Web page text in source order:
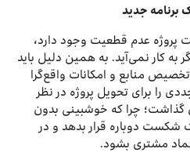
برنامه‌ جدید
پروژه عدم قطعیت وجود دارد،
به کار نمی‌آید. به همین دلیل باید
منابع و امکانات واقع‌گرا
را برای تحویل پروژه در نظر
گذاشت؛ چرا که خوشبینی بدون
شکست دوباره قرار بدهد و در
مشتری بشود.